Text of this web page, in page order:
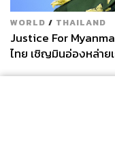
WORLD / THAILAND
Justice For
ไทย เชิญมินอ่องหล่าย
ธรรมรัฐบาลทหาร